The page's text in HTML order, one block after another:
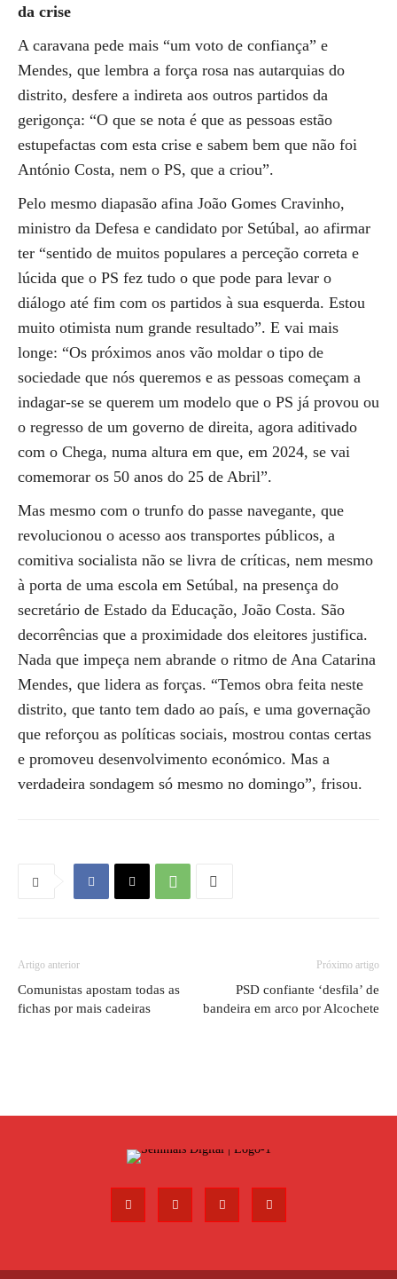
da crise
A caravana pede mais “um voto de confiança” e
Mendes, que lembra a força rosa nas autarquias do
distrito, desfere a indireta aos outros partidos da
gerigonça: “O que se nota é que as pessoas estão
estupefactas com esta crise e sabem bem que não foi
António Costa, nem o PS, que a criou”.
Pelo mesmo diapasão afina João Gomes Cravinho,
ministro da Defesa e candidato por Setúbal, ao afirmar
ter “sentido de muitos populares a perceção correta e
lúcida que o PS fez tudo o que pode para levar o
diálogo até fim com os partidos à sua esquerda. Estou
muito otimista num grande resultado”. E vai mais
longe: “Os próximos anos vão moldar o tipo de
sociedade que nós queremos e as pessoas começam a
indagar-se se querem um modelo que o PS já provou ou
o regresso de um governo de direita, agora aditivado
com o Chega, numa altura em que, em 2024, se vai
comemorar os 50 anos do 25 de Abril”.
Mas mesmo com o trunfo do passe navegante, que
revolucionou o acesso aos transportes públicos, a
comitiva socialista não se livra de críticas, nem mesmo
à porta de uma escola em Setúbal, na presença do
secretário de Estado da Educação, João Costa. São
decorrências que a proximidade dos eleitores justifica.
Nada que impeça nem abrande o ritmo de Ana Catarina
Mendes, que lidera as forças. “Temos obra feita neste
distrito, que tanto tem dado ao país, e uma governação
que reforçou as políticas sociais, mostrou contas certas
e promoveu desenvolvimento económico. Mas a
verdadeira sondagem só mesmo no domingo”, frisou.
Artigo anterior
Comunistas apostam todas as
fichas por mais cadeiras
Próximo artigo
PSD confiante ‘desfila’ de
bandeira em arco por Alcochete